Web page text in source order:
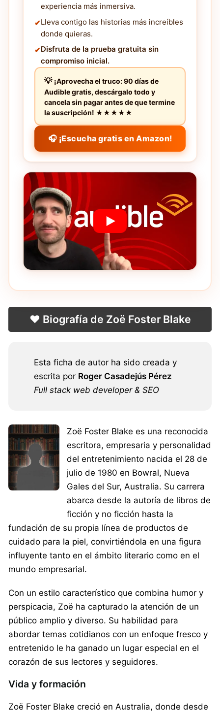
experiencia más inmersiva.
Lleva contigo las historias más increíbles
donde quieras.
Disfruta de la prueba gratuita sin
compromiso inicial.
¡Aprovecha el truco: 90 días de
Audible gratis, descárgalo todo y
cancela sin pagar antes de que termine
la suscripción! ★★★★★
🎧 ¡Escucha gratis en Amazon!
❤️ Biografía de Zoë Foster Blake
Esta ficha de autor ha sido creada y
escrita por Roger Casadejús Pérez
Full stack web developer & SEO
Zoë Foster Blake es una reconocida
escritora, empresaria y personalidad
del entretenimiento nacida el 28 de
julio de 1980 en Bowral, Nueva
Gales del Sur, Australia. Su carrera
abarca desde la autoría de libros de
ficción y no ficción hasta la
fundación de su propia línea de productos de
cuidado para la piel, convirtiéndola en una figura
influyente tanto en el ámbito literario como en el
mundo empresarial.
Con un estilo característico que combina humor y
perspicacia, Zoë ha capturado la atención de un
público amplio y diverso. Su habilidad para
abordar temas cotidianos con un enfoque fresco y
entretenido le ha ganado un lugar especial en el
corazón de sus lectores y seguidores.
Vida y formación
Zoë Foster Blake creció en Australia, donde desde